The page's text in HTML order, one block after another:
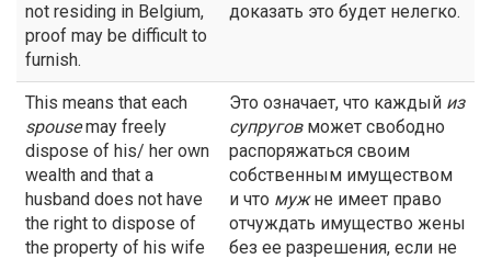
not residing in Belgium,
proof may be difficult to
furnish.
доказать это будет нелегко.
This means that each
spousemay freely
dispose of his/ her own
wealth and that a
husband does not have
the right to dispose of
the property of his wife
Это означает, что каждый из
супруговможет свободно
распоряжаться своим
собственным имуществом
и что мужне имеет право
отчуждать имущество жены
без ее разрешения, если не